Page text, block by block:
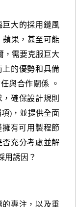
大的採用鏈風
蘋果，甚至可能
，需要克服巨大
的優勢和具備
與合作關係 。
確保設計規則
)，並提供全面
有可用製程節
充分考慮並解
用誘因？
專注，以及重